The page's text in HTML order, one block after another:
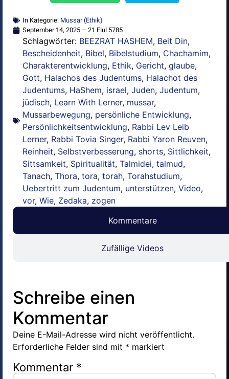
In Kategorie: Mussar (Ethik)
September 14, 2025 – 21 Elul 5785
Schlagwörter: BEEZRAT HASHEM, Beit Din,
Bescheidenheit, Bibel, Bibelstudium, Chachamim,
Charakterentwicklung, Ethik, Gericht, glaube,
Gott, Halachos des Judentums, Halachot des
Judentums, HaShem, israel, Juden, Judentum,
jüdisch, Learn With Lerner, mussar,
Mussarbewegung, persönliche Entwicklung,
Persönlichkeitsentwicklung, Rabbi Lev Leib
Lerner, Rabbi Tovia Singer, Rabbi Yaron Reuven,
Reinheit, Selbstverbesserung, shorts, Sittlichkeit,
Sittsamkeit, Spiritualität, Talmidei, talmud,
Tanach, Thora, tora, torah, Torahstudium,
Uebertritt zum Judentum, unterstützen, Video,
vor, Wie, Zedaka, zogen
Kommentare
Zufällige Videos
Schreibe einen
Kommentar
Deine E-Mail-Adresse wird nicht veröffentlicht.
Erforderliche Felder sind mit * markiert
Kommentar *